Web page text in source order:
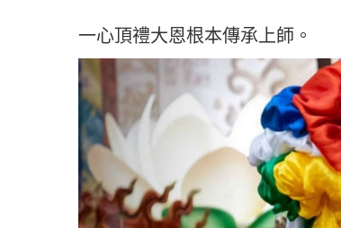
一心頂禮大恩根本傳承上師。